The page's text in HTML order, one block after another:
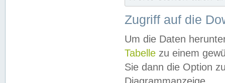
Zugriff auf die
Um die Daten
Tabelle zu einem
Sie dann die Option